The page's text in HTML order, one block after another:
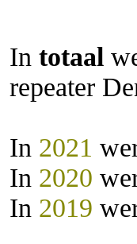
In totaal
repeater
In 2021
In 2020
In 2019